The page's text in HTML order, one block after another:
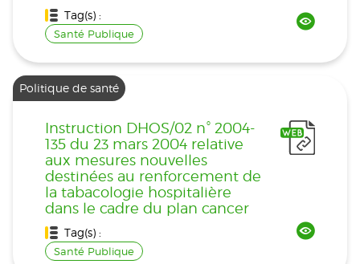
Tag(s) :
Santé Publique
Politique de santé
Instruction DHOS/02 n° 2004-
135 du 23 mars 2004 relative
aux mesures nouvelles
destinées au renforcement de
la tabacologie hospitalière
dans le cadre du plan cancer
Tag(s) :
Santé Publique